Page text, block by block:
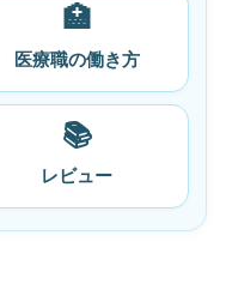
🏥
医療職の働き方
📚
レビュー